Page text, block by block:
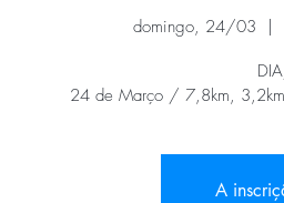
domingo, 24/03
  |
24 de Março / 7,8km,
A